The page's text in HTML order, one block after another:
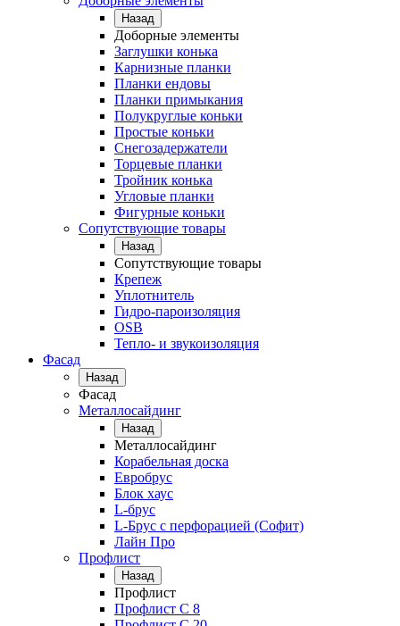
Назад
Доборные элементы
Заглушки конька
Карнизные планки
Планки ендовы
Планки примыкания
Полукруглые коньки
Простые коньки
Снегозадержатели
Торцевые планки
Тройник конька
Угловые планки
Фигурные коньки
Сопутствующие товары
Назад
Сопутствующие товары
Крепеж
Уплотнитель
Гидро-пароизоляция
OSB
Тепло- и звукоизоляция
Фасад
Назад
Фасад
Металлосайдинг
Назад
Металлосайдинг
Корабельная доска
Евробрус
Блок хаус
L-брус
L-Брус с перфорацией (Софит)
Лайн Про
Профлист
Назад
Профлист
Профлист С 8